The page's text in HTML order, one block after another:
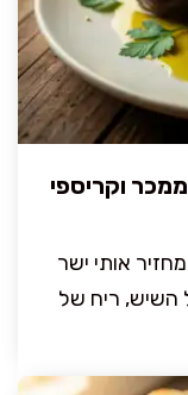
וקריספי
אותי ישר
השיש, ריח של